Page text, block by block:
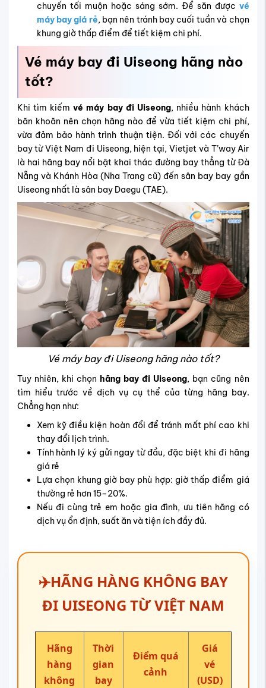
chuyến tối muộn hoặc sáng sớm. Để săn được vé
máy bay giá rẻ, bạn nên tránh bay cuối tuần và chọn
khung giờ thấp điểm để tiết kiệm chi phí.
Vé máy bay đi Uiseong hãng nào
tốt?
Khi tìm kiếmvé máy bay đi Uiseong, nhiều hành khách
băn khoăn nên chọn hãng nào để vừa tiết kiệm chi phí,
vừa đảm bảo hành trình thuận tiện. Đối với các chuyến
bay từ Việt Nam đi Uiseong, hiện tại, Vietjet và T’way Air
là hai hãng bay nổi bật khai thác đường bay thẳng từ Đà
Nẵng và Khánh Hòa (Nha Trang cũ) đến sân bay bay gần
Uiseong nhất là sân bay Daegu (TAE).
Vé máy bay đi Uiseong hãng nào tốt?
Tuy nhiên, khi chọn hãng bay đi Uiseong, bạn cũng nên
tìm hiểu trước về dịch vụ cụ thể của từng hãng bay.
Chẳng hạn như:
Xem kỹ điều kiện hoàn đổi để tránh mất phí cao khi
thay đổi lịch trình.
Tính hành lý ký gửi ngay từ đầu, đặc biệt khi đi hãng
giá rẻ
Lựa chọn khung giờ bay phù hợp: giờ thấp điểm giá
thường rẻ hơn 15–20%.
Nếu đi cùng trẻ em hoặc gia đình, ưu tiên hãng có
dịch vụ ổn định, suất ăn và tiện ích đầy đủ.
✈️HÃNG HÀNG KHÔNG BAY
ĐI UISEONG TỪ VIỆT NAM
Hãng
hàng
không
Thời
gian
bay
Điểm quá
cảnh
Giá
vé
(USD)